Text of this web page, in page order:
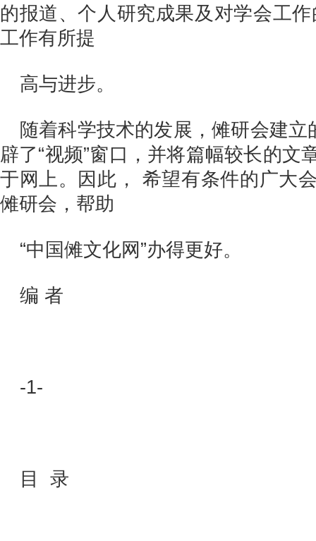
的报道、个人研究成果及对学会工
工作有所提
高与进步。
随着科学技术的发展，傩研会建立
辟了“视频”窗口，并将篇幅较长的文
于网上。因此， 希望有条件的广大
傩研会，帮助
“中国傩文化网”办得更好。
编 者
-1-
目 录